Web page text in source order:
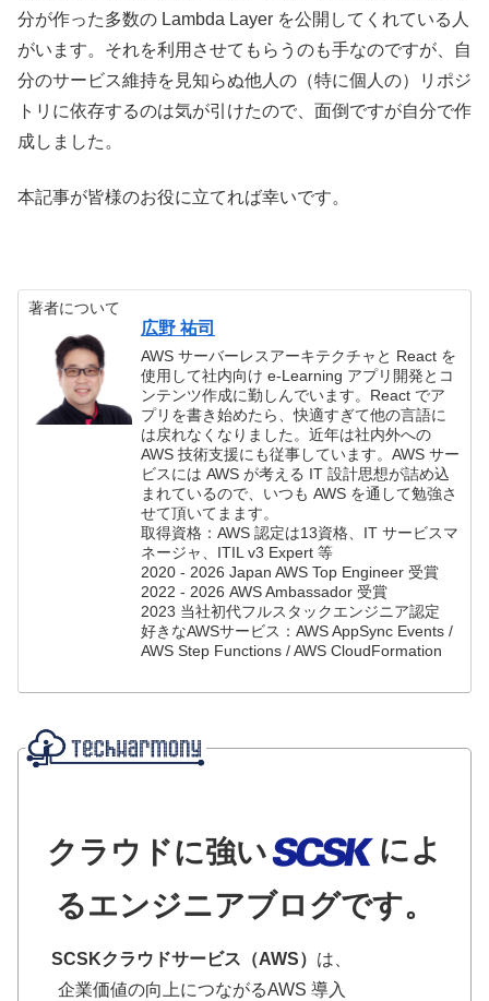
分が作った多数の Lambda Layer を公開してくれている人
がいます。それを利用させてもらうのも手なのですが、自
分のサービス維持を見知らぬ他人の（特に個人の）リポジ
トリに依存するのは気が引けたので、面倒ですが自分で作
成しました。
本記事が皆様のお役に立てれば幸いです。
著者について
広野 祐司
AWS サーバーレスアーキテクチャと React を
使用して社内向け e-Learning アプリ開発とコ
ンテンツ作成に勤しんでいます。React でア
プリを書き始めたら、快適すぎて他の言語に
は戻れなくなりました。近年は社内外への
AWS 技術支援にも従事しています。AWS サー
ビスには AWS が考える IT 設計思想が詰め込
まれているので、いつも AWS を通して勉強さ
せて頂いてまます。
取得資格：AWS 認定は13資格、IT サービスマ
ネージャ、ITIL v3 Expert 等
2020 - 2026 Japan AWS Top Engineer 受賞
2022 - 2026 AWS Ambassador 受賞
2023 当社初代フルスタックエンジニア認定
好きなAWSサービス：AWS AppSync Events /
AWS Step Functions / AWS CloudFormation
クラウドに強い
によ
るエンジニアブログです。
SCSKクラウドサービス（AWS） は、
企業価値の向上につながるAWS 導入